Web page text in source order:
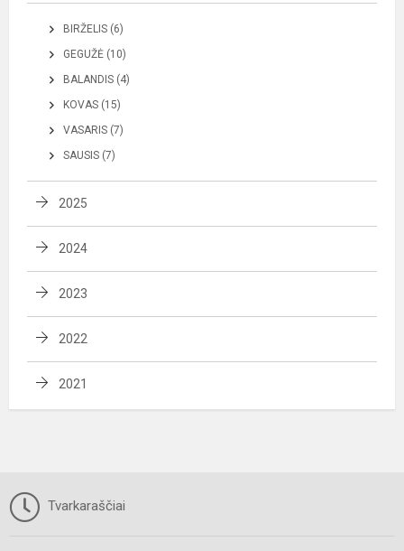
BIRŽELIS (6)
GEGUŽĖ (10)
BALANDIS (4)
KOVAS (15)
VASARIS (7)
SAUSIS (7)
2025
2024
2023
2022
2021
Tvarkaraščiai